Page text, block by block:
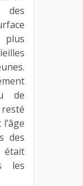
des
de
des
était
les